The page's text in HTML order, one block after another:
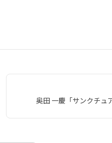
奥田 一慶「サンクチュ